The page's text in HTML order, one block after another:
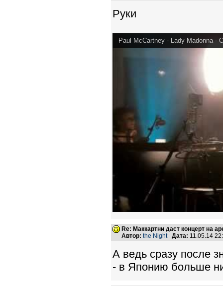
Руки
Paul McCartney - Lady Madonna -
Re: Маккартни даст концерт на
Автор: the Night Дата: 11.05.14
А ведь сразу после
- в Японию больше